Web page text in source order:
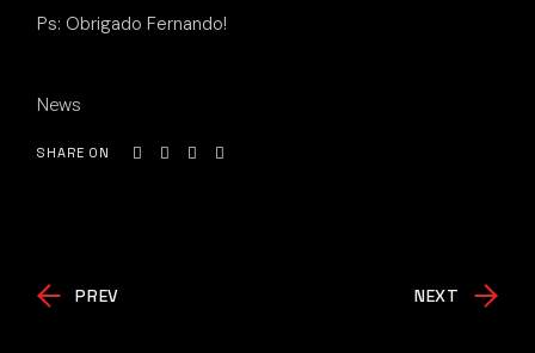
Ps: Obrigado Fernando!
News
SHARE ON
PREV NEXT